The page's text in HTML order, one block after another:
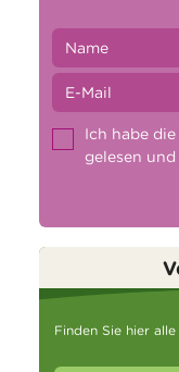
Ich habe die
gelesen
Finden Sie hier